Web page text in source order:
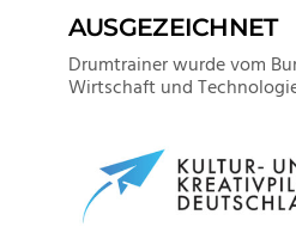
AUSGEZEICHNET
Drumtrainer wurde vom
Wirtschaft und